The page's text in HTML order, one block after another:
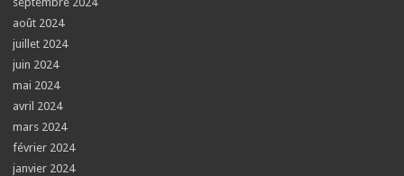
août 2024
juillet 2024
juin 2024
mai 2024
avril 2024
mars 2024
février 2024
janvier 2024